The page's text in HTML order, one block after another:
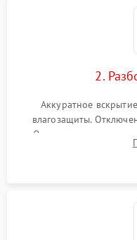
2.
Аккуратное
влагозащиты.
Очистка внутренних
обработка